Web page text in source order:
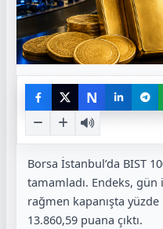
N
Borsa İstanbul’da BIST
tamamladı. Endeks,
rağmen kapanışta
13.860,59 puana çıktı.